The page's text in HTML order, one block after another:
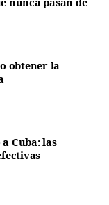
obtener la
Cuba: las